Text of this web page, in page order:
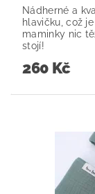
Nádherné a
hlavičku, což
maminky nic
stojí!
260 Kč